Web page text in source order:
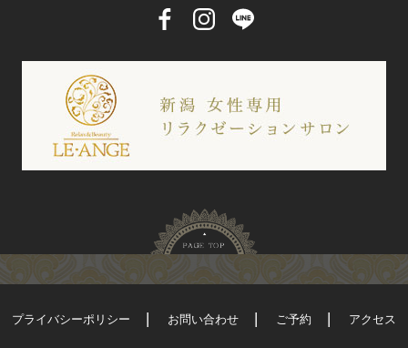
プライバシーポリシー お問い合わせ ご予約 アクセス